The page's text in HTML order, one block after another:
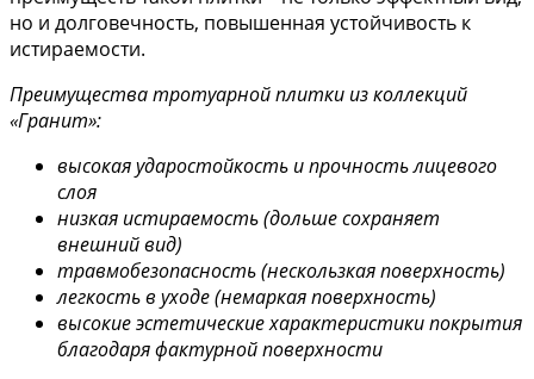
но и долговечность, повышенная устойчивость к
истираемости.
Преимущества тротуарной плитки из коллекций
«Гранит»:
высокая ударостойкость и прочность лицевого
слоя
низкая истираемость (дольше сохраняет
внешний вид)
травмобезопасность (нескользкая поверхность)
легкость в уходе (немаркая поверхность)
высокие эстетические характеристики покрытия
благодаря фактурной поверхности